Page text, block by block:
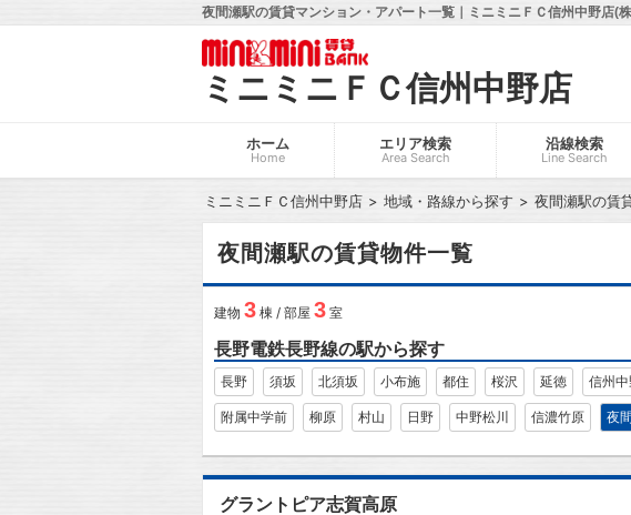
夜間瀬駅の賃貸マンション・アパート一覧｜ミニミニＦＣ信州中野店(
ミニミニＦＣ信州中野店
ホーム
Home
エリア検索
Area Search
沿線検索
Line Search
ミニミニＦＣ信州中野店 地域・路線から探す 夜間瀬駅の賃
夜間瀬駅の賃貸物件一覧
建物 3 棟 / 部屋 3 室
長野電鉄長野線の駅から探す
長野 須坂 北須坂 小布施 都住 桜沢 延徳 信州
附属中学前 柳原 村山 日野 中野松川 信濃竹原 夜
グラントピア志賀高原